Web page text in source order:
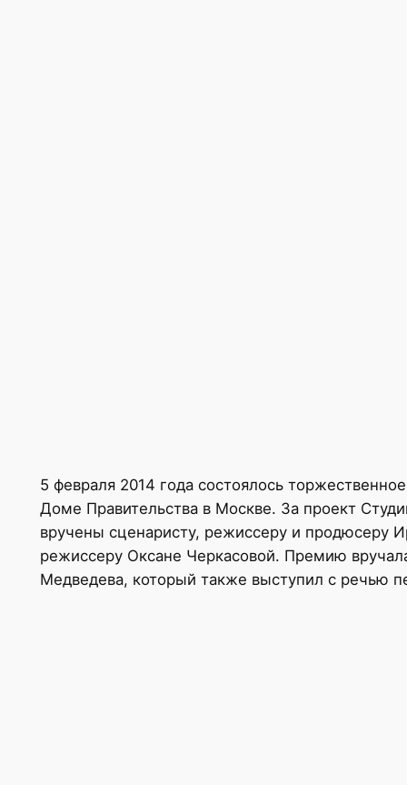
5 февраля 2014 года состоялось
Доме Правительства в Москве. За проект
вручены сценаристу, режиссеру и продюсеру
режиссеру Оксане Черкасовой. Премию
Медведева, который также выступил с речью